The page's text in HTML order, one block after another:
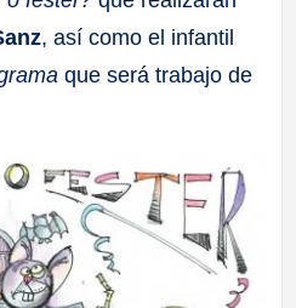
, así como el infantil
que será trabajo de